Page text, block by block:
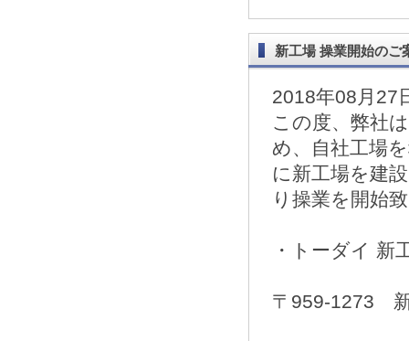
新工場 操業開始のご
2018年08月27
この度、弊社
め、自社工場
に新工場を建
り操業を開始
・トーダイ 新
〒959-1273